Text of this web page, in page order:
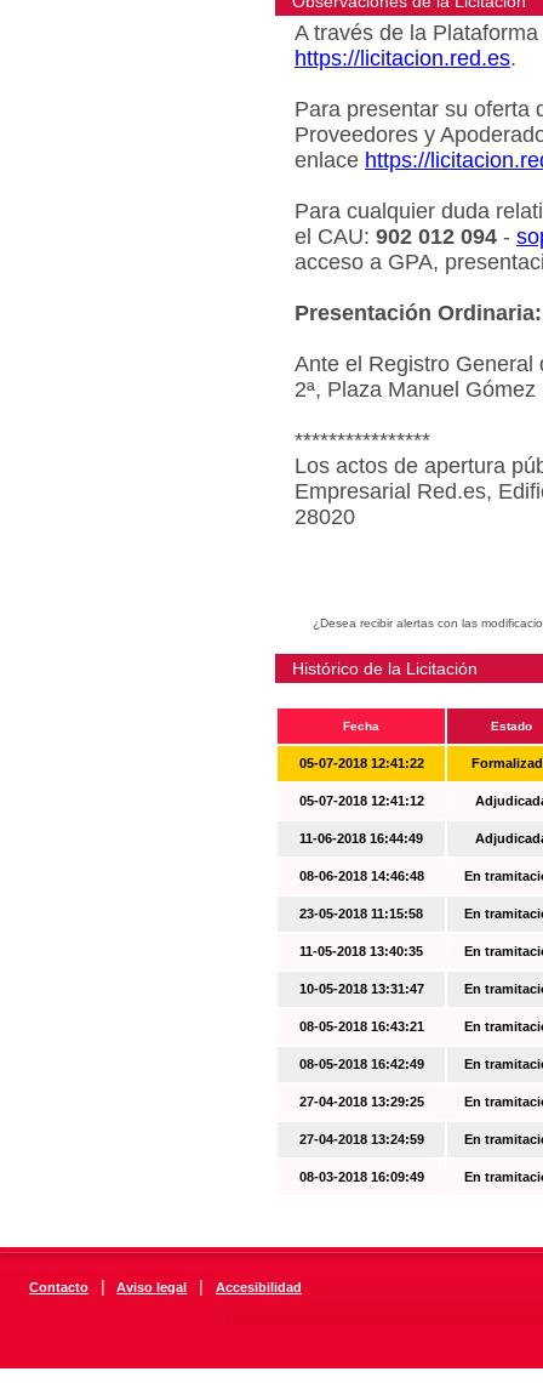
A través de la
https://licitacion.red.es.
Para presentar su oferta
Proveedores y
enlace https://
Para cualquier duda
el CAU: 902 012 094 -
acceso a GPA,
Presentación Ordinaria:
Ante el Registro General
2ª, Plaza Manuel
****************
Los actos de apertura
Empresarial Red.es,
28020
¿Desea recibir alertas con las
Histórico de la Licitación
Fecha Estado
05-07-2018 12:41:22
05-07-2018 12:41:12
11-06-2018 16:44:49
08-06-2018 14:46:48 En
23-05-2018 11:15:58 En
11-05-2018 13:40:35 En
10-05-2018 13:31:47 En
08-05-2018 16:43:21 En
08-05-2018 16:42:49 En
27-04-2018 13:29:25 En
27-04-2018 13:24:59 En
08-03-2018 16:09:49 En
Contacto | Aviso legal | Accesibilidad